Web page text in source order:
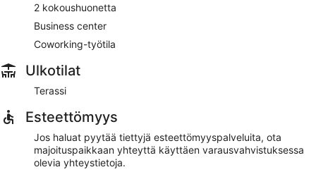
2 kokoushuonetta
Business center
Coworking-työtila
Ulkotilat
Terassi
Esteettömyys
Jos haluat pyytää tiettyjä esteettömyyspalveluita, ota
majoituspaikkaan yhteyttä käyttäen varausvahvistuksessa
olevia yhteystietoja.